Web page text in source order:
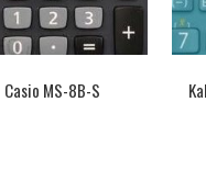
Casio MS-8B-S